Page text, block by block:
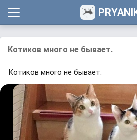
Котиков много не бывает.
Котиков много не бывает.